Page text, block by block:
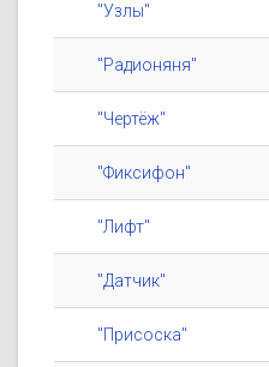
"Узлы"
"Радионяня"
"Чертёж"
"Фиксифон"
"Лифт"
"Датчик"
"Присоска"